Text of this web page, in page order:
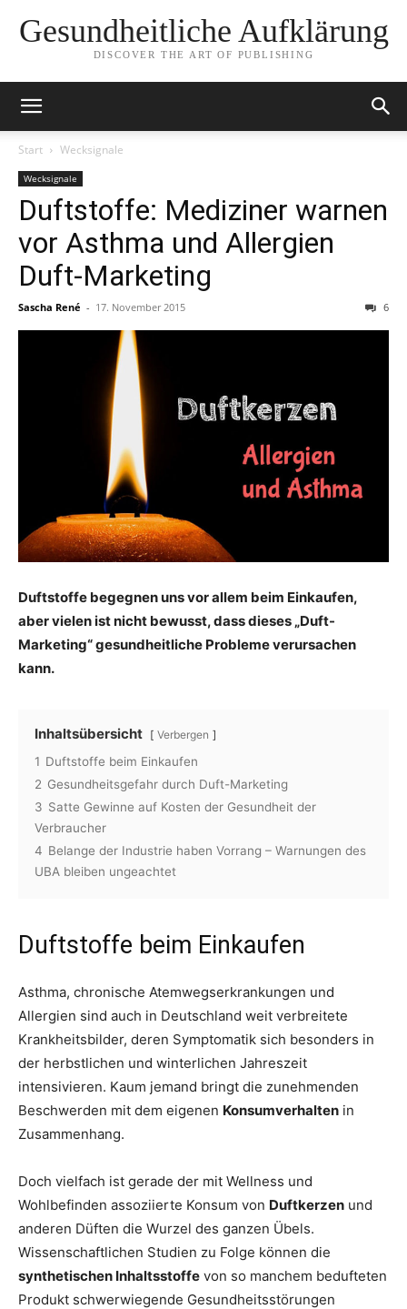
Gesundheitliche Aufklärung
DISCOVER THE ART OF PUBLISHING
Start Wecksignale
Wecksignale
Duftstoffe: Mediziner warnen
vor Asthma und Allergien
Duft-Marketing
Sascha René - 17. November 2015 6
Duftstoffe begegnen uns vor allem beim Einkaufen,
aber vielen ist nicht bewusst, dass dieses „Duft-
Marketing“ gesundheitliche Probleme verursachen
kann.
Inhaltsübersicht Verbergen
1 Duftstoffe beim Einkaufen
2 Gesundheitsgefahr durch Duft-Marketing
3 Satte Gewinne auf Kosten der Gesundheit der
Verbraucher
4 Belange der Industrie haben Vorrang – Warnungen des
UBA bleiben ungeachtet
Duftstoffe beim Einkaufen
Asthma, chronische Atemwegserkrankungen und
Allergien sind auch in Deutschland weit verbreitete
Krankheitsbilder, deren Symptomatik sich besonders in
der herbstlichen und winterlichen Jahreszeit
intensivieren. Kaum jemand bringt die zunehmenden
Beschwerden mit dem eigenen Konsumverhalten in
Zusammenhang.
Doch vielfach ist gerade der mit Wellness und
Wohlbefinden assoziierte Konsum von Duftkerzen und
anderen Düften die Wurzel des ganzen Übels.
Wissenschaftlichen Studien zu Folge können die
synthetischen Inhaltsstoffe von so manchem bedufteten
Produkt schwerwiegende Gesundheitsstörungen